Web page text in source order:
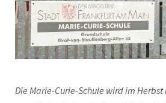
Die Marie-Curie-Schule wird im